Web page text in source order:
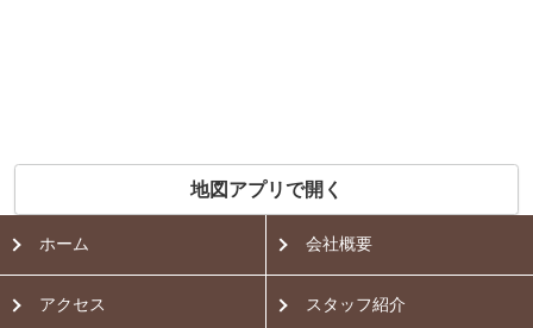
地図アプリで開く
ホーム 会社概要
アクセス スタッフ紹介